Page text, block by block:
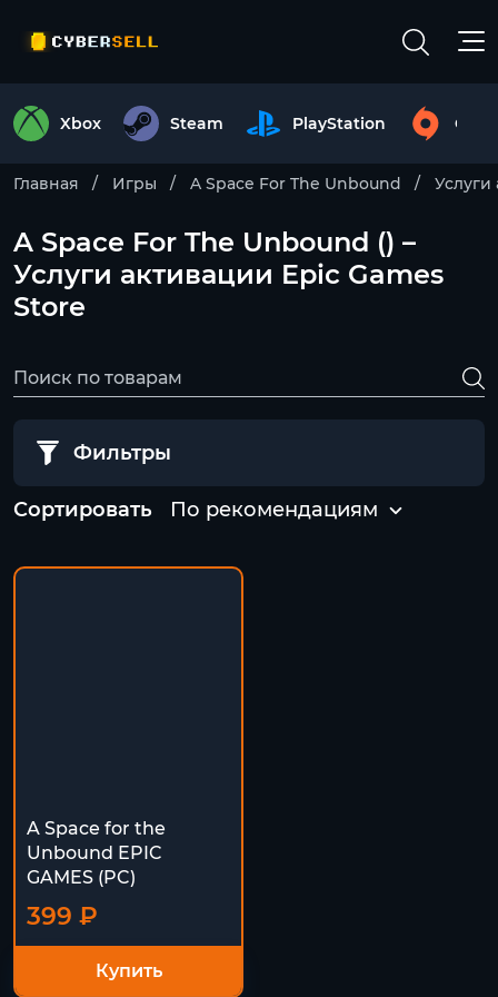
Xbox Steam PlayStation
Главная Игры A Space For The Unbound Услуги
A Space For The Unbound () –
Услуги активации Epic Games
Store
Фильтры
Сортировать По рекомендациям
A Space for the
Unbound EPIC
GAMES (PC)
399 ₽
Купить